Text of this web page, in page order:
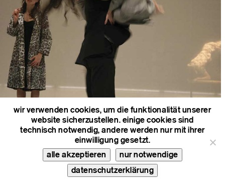
reading tosca
wir verwenden cookies, um die funktionalität unserer
website sicherzustellen. einige cookies sind
technisch notwendig, andere werden nur mit ihrer
einwilligung gesetzt.
alle akzeptieren
nur notwendige
datenschutzerklärung